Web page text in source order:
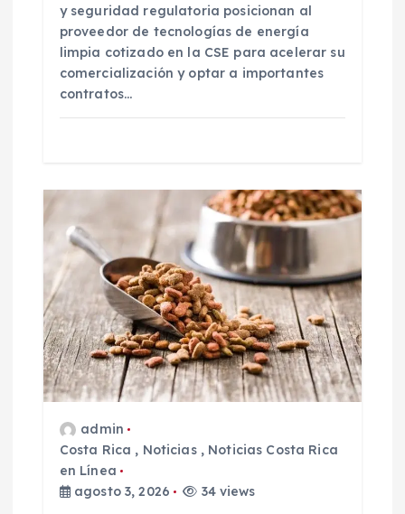
y seguridad regulatoria posicionan al
proveedor de tecnologías de energía
limpia cotizado en la CSE para acelerar su
comercialización y optar a importantes
contratos…
admin
Costa Rica , Noticias, Noticias Costa Rica
en Línea
agosto 3, 2026
34 views